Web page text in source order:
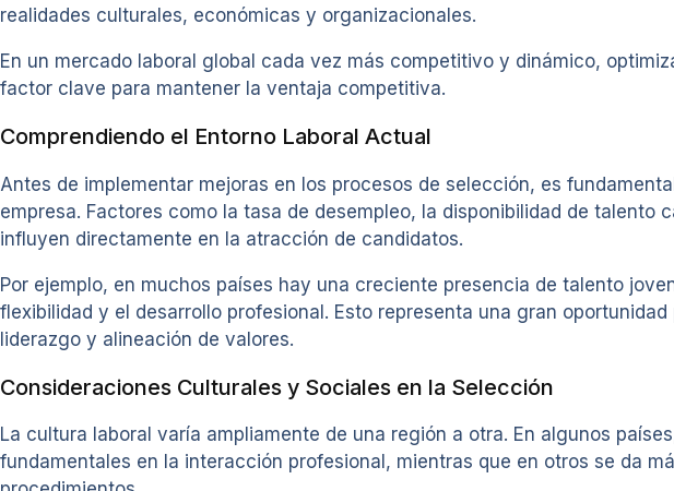
realidades culturales, económicas y organizacionales.
En un mercado laboral global cada vez más competitivo y dinámico,
factor clave para mantener la ventaja competitiva.
Comprendiendo el Entorno Laboral Actual
Antes de implementar mejoras en los procesos de selección, es
empresa. Factores como la tasa de desempleo, la disponibilidad de
influyen directamente en la atracción de candidatos.
Por ejemplo, en muchos países hay una creciente presencia de talento
flexibilidad y el desarrollo profesional. Esto representa una gran
liderazgo y alineación de valores.
Consideraciones Culturales y Sociales en la Selección
La cultura laboral varía ampliamente de una región a otra. En algunos
fundamentales en la interacción profesional, mientras que en otros se da